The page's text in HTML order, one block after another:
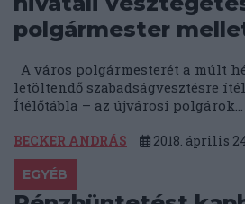
polgármester
A város polgármesterét a múlt
letöltendő szabadságvesztésre
Ítélőtábla – az újvárosi polgárok...
BECKER ANDRÁS 2018. április
EGYÉB